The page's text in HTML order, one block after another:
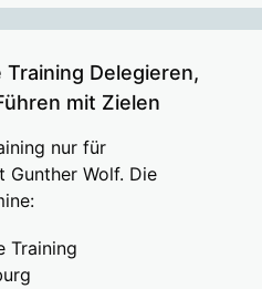
Delegieren,
mit Zielen
nur für
Gunther Wolf. Die
Training